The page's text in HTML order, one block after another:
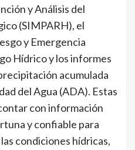
y Análisis del
(SIMPARH), el
y Emergencia
Hídrico y los informes
acumulada
del Agua (ADA). Estas
con información
y confiable para
condiciones hídricas,